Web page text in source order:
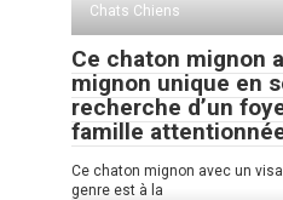
Chats Chiens
Ce chaton mignon
mignon unique en
recherche d’un
famille
Ce chaton mignon avec un
genre est à la